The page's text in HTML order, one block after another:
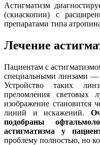
Астигматизм
(скиаскопии) с
препаратами типа
Лечение
Пациентам с
специальными линзами —
Устройство таких
преломления световых
изображение становится
линий и искажений.
подобраны
астигматизма у
проблему полностью, но